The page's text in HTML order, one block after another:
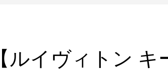
【ルイヴィトン キ